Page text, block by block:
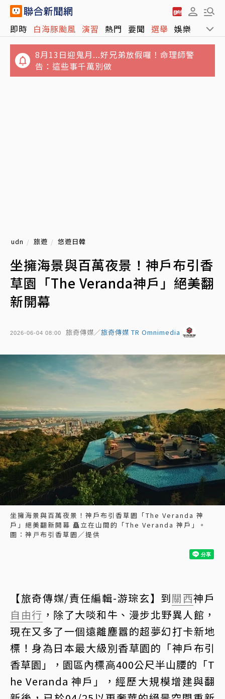
即時 白海豚颱風 演習 熱門 要聞 選舉 娛樂 運動
8月13日迎鬼月...好兄弟放假囉！命理師警
告：這些事千萬別做
udn 旅遊 悠遊日韓
坐擁海景與百萬夜景！神戶布引香
草園「The Veranda神戶」絕美翻
新開幕
2026-06-04 08:00 旅奇傳媒／旅奇傳媒 TR Omnimedia
坐擁海景與百萬夜景！神戶布引香草園「The Veranda 神
戶」絕美翻新開幕 矗立在山間的「The Veranda 神戶」。
圖：神戸布引香草園／提供
【旅奇傳媒/責任編輯-游琮玄】到關西神戶
自由行 ，除了大啖和牛、漫步北野異人館，
現在又多了一個遠離塵囂的超夢幻打卡新地
標！身為日本最大級別香草園的「神戶布引
香草園」，園區內標高400公尺半山腰的「T
he Veranda 神戶」，經歷大規模增建與翻